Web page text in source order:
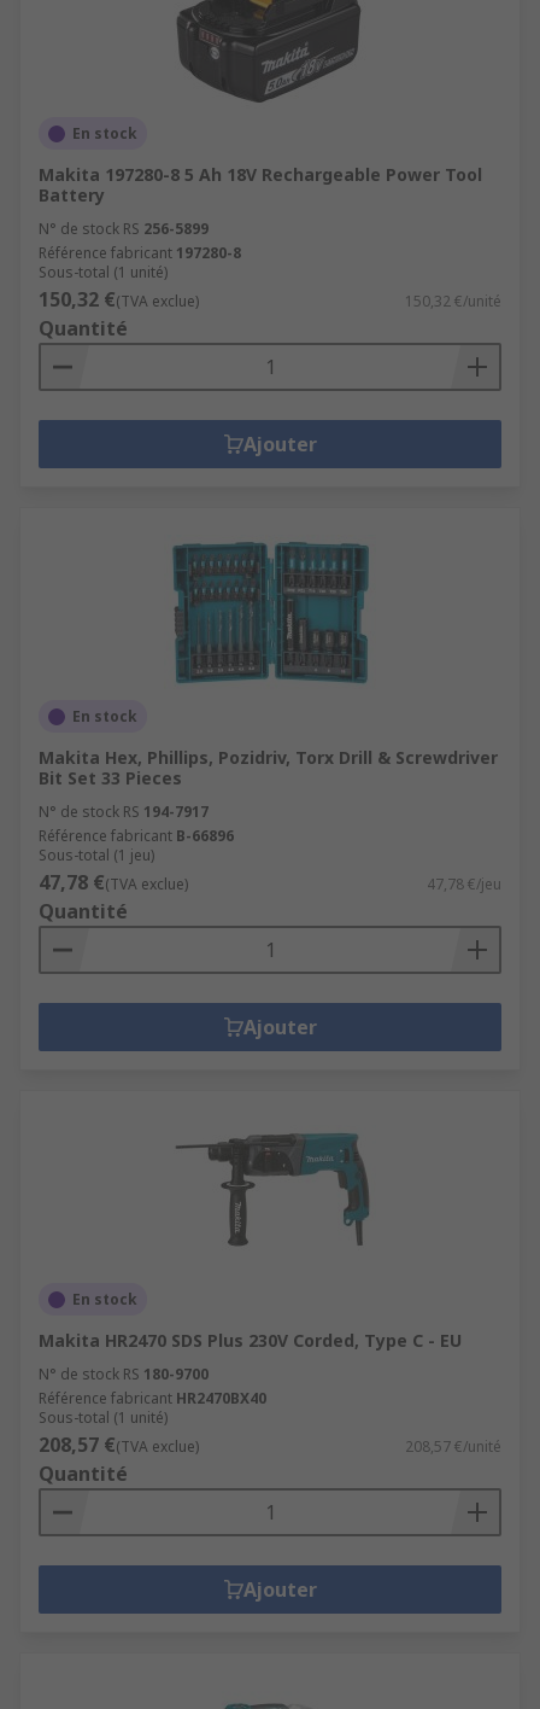
En stock
Makita 197280-8 5 Ah 18V Rechargeable Power Tool
Battery
N° de stock RS 256-5899
Référence fabricant 197280-8
Sous-total (1 unité)
150,32 €(TVA exclue) 150,32 €/unité
Quantité
Ajouter
En stock
Makita Hex, Phillips, Pozidriv, Torx Drill & Screwdriver
Bit Set 33 Pieces
N° de stock RS 194-7917
Référence fabricant B-66896
Sous-total (1 jeu)
47,78 €(TVA exclue) 47,78 €/jeu
Quantité
Ajouter
En stock
Makita HR2470 SDS Plus 230V Corded, Type C - EU
N° de stock RS 180-9700
Référence fabricant HR2470BX40
Sous-total (1 unité)
208,57 €(TVA exclue) 208,57 €/unité
Quantité
Ajouter